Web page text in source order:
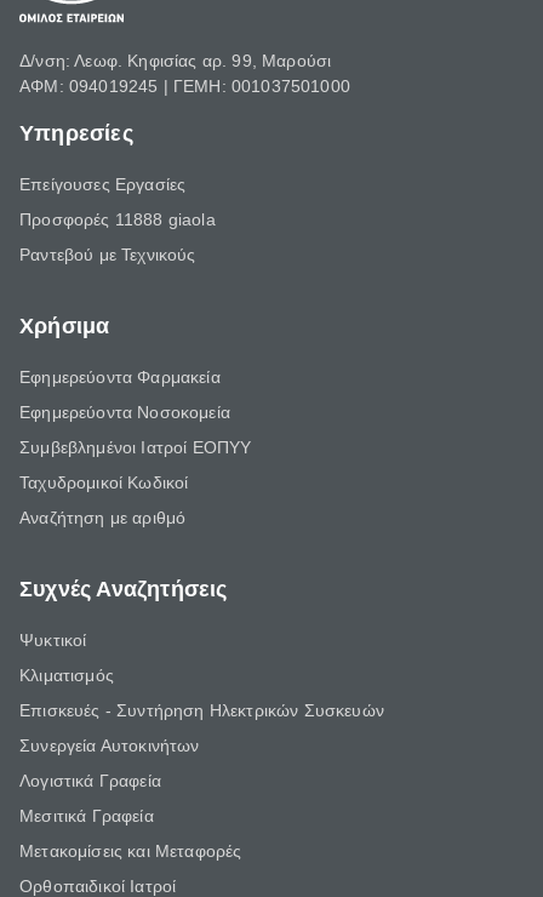
Δ/νση: Λεωφ. Κηφισίας αρ. 99, Μαρούσι
ΑΦΜ: 094019245 | ΓΕΜΗ: 001037501000
Υπηρεσίες
Επείγουσες Εργασίες
Προσφορές 11888 giaola
Ραντεβού με Τεχνικούς
Χρήσιμα
Εφημερεύοντα Φαρμακεία
Εφημερεύοντα Νοσοκομεία
Συμβεβλημένοι Ιατροί ΕΟΠΥΥ
Ταχυδρομικοί Κωδικοί
Αναζήτηση με αριθμό
Συχνές Αναζητήσεις
Ψυκτικοί
Κλιματισμός
Επισκευές - Συντήρηση Ηλεκτρικών Συσκευών
Συνεργεία Αυτοκινήτων
Λογιστικά Γραφεία
Μεσιτικά Γραφεία
Μετακομίσεις και Μεταφορές
Ορθοπαιδικοί Ιατροί